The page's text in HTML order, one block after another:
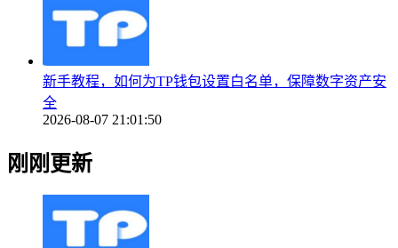
新手教程，如何为TP钱包设置白名单，保障数字资产安
全
2026-08-07 21:01:50
刚刚更新